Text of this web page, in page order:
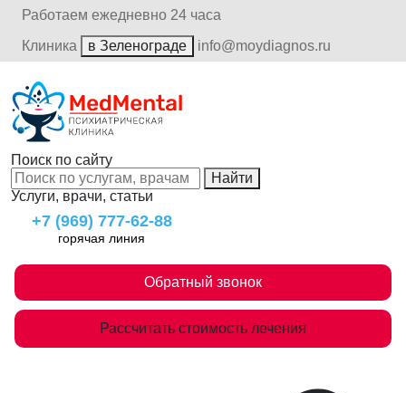
Работаем ежедневно 24 часа
Клиника
в Зеленограде info@moydiagnos.ru
Поиск по сайту
Найти
Услуги, врачи, статьи
+7 (969) 777-62-88
горячая линия
Обратный звонок
Рассчитать стоимость лечения